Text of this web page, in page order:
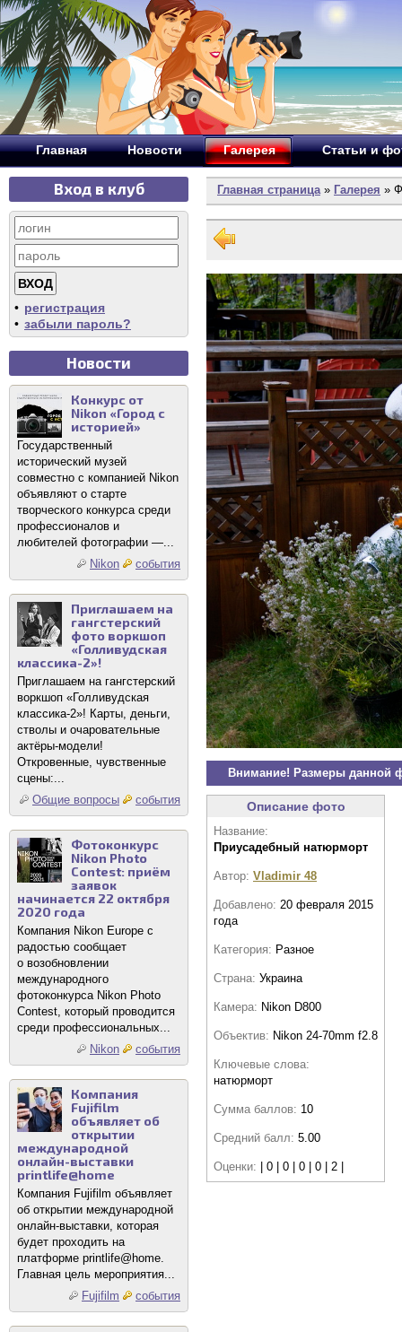
Главная Новости Галерея Статьи и
Вход в клуб
• регистрация
• забыли пароль?
Новости
Конкурс от
Nikon «Город с
историей»
Государственный
исторический музей
совместно с компанией Nikon
объявляют о старте
творческого конкурса среди
профессионалов и
любителей фотографии —...
Nikon
события
Приглашаем на
гангстерский
фото воркшоп
«Голливудская
классика-2»!
Приглашаем на гангстерский
воркшоп «Голливудская
классика-2»! Карты, деньги,
стволы и очаровательные
актёры-модели!
Откровенные, чувственные
сцены:...
Общие вопросы
события
Фотоконкурс
Nikon Photo
Contest: приём
заявок
начинается 22 октября
2020 года
Компания Nikon Europe с
радостью сообщает
о возобновлении
международного
фотоконкурса Nikon Photo
Contest, который проводится
среди профессиональных...
Nikon
события
Компания
Fujifilm
объявляет об
открытии
международной
онлайн-выставки
printlife@home
Компания Fujifilm объявляет
об открытии международной
онлайн-выставки, которая
будет проходить на
платформе printlife@home.
Главная цель мероприятия...
Fujifilm
события
Главная страница» Галерея »
Внимание! Размеры данной
Описание фото
Название:
Приусадебный натюрморт
Автор: Vladimir 48
Добавлено: 20 февраля 2015
года
Категория: Разное
Страна: Украина
Камера: Nikon D800
Объектив: Nikon 24-70mm f2.8
Ключевые слова:
натюрморт
Сумма баллов: 10
Средний балл: 5.00
Оценки: | 0 | 0 | 0 | 0 | 2 |